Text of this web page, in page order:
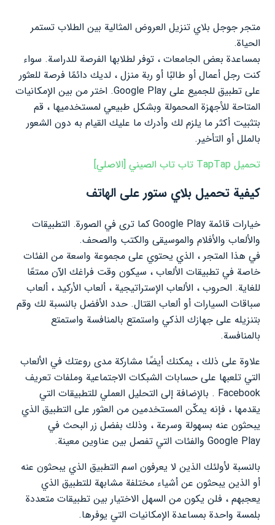
متجر جوجل بلاي تنزيل العروض المثالية بين الطلاب تستمر
الحياة.
بمساعدة بعض الجامعات ، توفر لطلابها الفرصة للدراسة. سواء
كنت رجل أعمال أو طالبًا أو ربة منزل ، لديك دائمًا فرصة للعثور
على تطبيق للجميع على Google Play. اختر من بين الإمكانيات
المتاحة للأجهزة المحمولة وبشكل طبيعي لمستخدميها ، قم
بتثبيت أكثر ما يلزم لك وأدرك ما عليك القيام به دون الشعور
بالملل أو التأخير.
تحميل TapTap تاب تاب الصيني [الاصلي]
كيفية تحميل بلاي ستور على الهاتف
خيارات قائمة Google Play كما ترى في الصورة. التطبيقات
والألعاب والأفلام والموسيقى والكتب والصحف.
في هذا المتجر ، الذي يحتوي على مجموعة واسعة من الفئات
خاصة في تطبيقات الألعاب ، سيكون وقت فراغك الآن ممتعًا
للغاية. الحروب ، الألعاب الإستراتيجية ، ألعاب الأركيد ، ألعاب
سباقات السيارات أو ألعاب القتال. حدد الأفضل بالنسبة لك وقم
بتنزيله على جهازك الذكي واستمتع بالمنافسة واستمتع
بالمنافسة.
علاوة على ذلك ، يمكنك أيضًا مشاركة مدى روعتك في الألعاب
التي تلعبها على حسابات الشبكات الاجتماعية وملفات تعريف
Facebook . بالإضافة إلى التحليل العملي للتطبيقات التي
يقدمها ، فإنه يمكّن المستخدمين من العثور على التطبيق الذي
يبحثون عنه بسهولة وسرعة ، وذلك بفضل زر البحث في
Google Play والفئات التي تفصل بين عناوين معينة.
بالنسبة لأولئك الذين لا يعرفون اسم التطبيق الذي يبحثون عنه
أو الذين يبحثون عن أشياء مختلفة مشابهة للتطبيق الذي
يعجبهم ، فلن يكون من السهل الاختيار بين تطبيقات متعددة
بلمسة واحدة بمساعدة الإمكانيات التي يوفرها.